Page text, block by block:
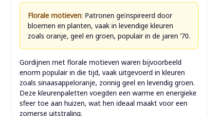
Florale motieven: Patronen geïnspireerd door
bloemen en planten, vaak in levendige kleuren
zoals oranje, geel en groen, populair in de jaren ’70.
Gordijnen met florale motieven waren bijvoorbeeld
enorm populair in die tijd, vaak uitgevoerd in kleuren
zoals sinaasappeloranje, zonnig geel en levendig groen.
Deze kleurenpaletten voegden een warme en energieke
sfeer toe aan huizen, wat hen ideaal maakt voor een
zomerse uitstraling.